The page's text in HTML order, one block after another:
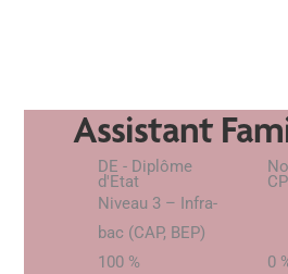
Assistant
DE - Diplôme
d'Etat
Niveau 3 – Infra-
bac (CAP, BEP)
100 %
0